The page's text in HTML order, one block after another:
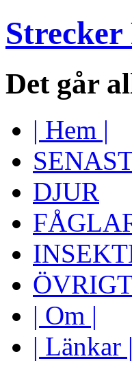
Strecker
Det går
| Hem |
DJUR
| Om |
| Länkar |